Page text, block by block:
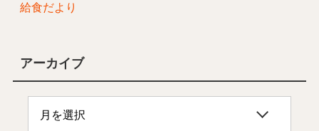
給食だより
アーカイブ